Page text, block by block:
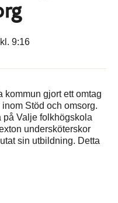
9:16
kommun gjort ett omtag
Stöd och omsorg.
på Valje folkhögskola
undersköterskor
sin utbildning. Detta